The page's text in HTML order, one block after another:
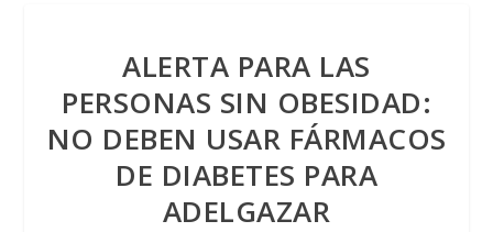
ALERTA PARA LAS
PERSONAS SIN OBESIDAD:
NO DEBEN USAR FÁRMACOS
DE DIABETES PARA
ADELGAZAR